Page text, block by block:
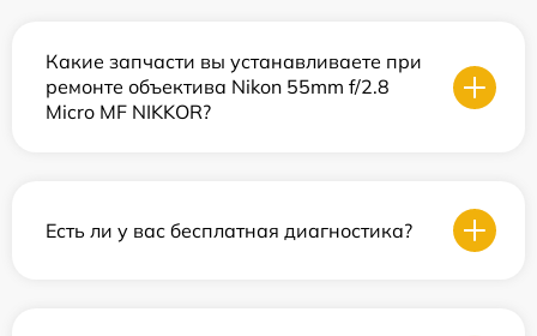
Какие запчасти вы устанавливаете при
ремонте объектива Nikon 55mm f/2.8
Micro MF NIKKOR?
Есть ли у вас бесплатная диагностика?